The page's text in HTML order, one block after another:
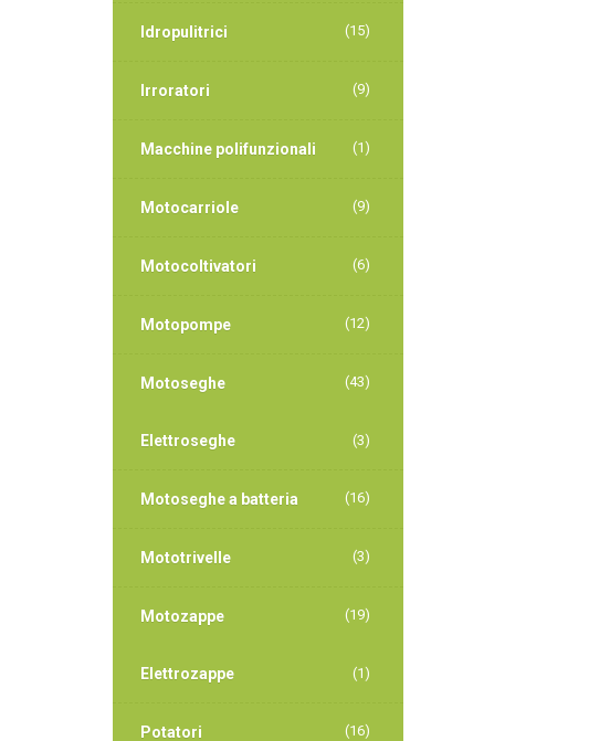
Idropulitrici (15)
Irroratori (9)
Macchine polifunzionali (1)
Motocarriole (9)
Motocoltivatori (6)
Motopompe (12)
Motoseghe (43)
Elettroseghe (3)
Motoseghe a batteria (16)
Mototrivelle (3)
Motozappe (19)
Elettrozappe (1)
Potatori (16)